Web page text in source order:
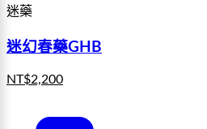
迷藥
迷幻春藥GHB
NT$2,200